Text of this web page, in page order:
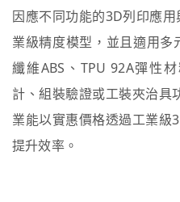
因應不同功能的3D列印應
業級精度模型，並且適用多
纖維ABS、TPU 92A彈性
計、組裝驗證或工裝夾治具
業能以實惠價格透過工業級
提升效率。